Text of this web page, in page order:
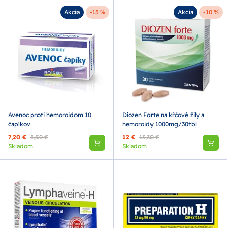
Akcia -15 %
Avenoc proti hemoroidom 10
čapíkov
7,20 € 8,50 €
Skladom
Akcia -10 %
Diozen Forte na kŕčové žily a
hemoroidy 1000mg/30tbl
12 € 13,30 €
Skladom